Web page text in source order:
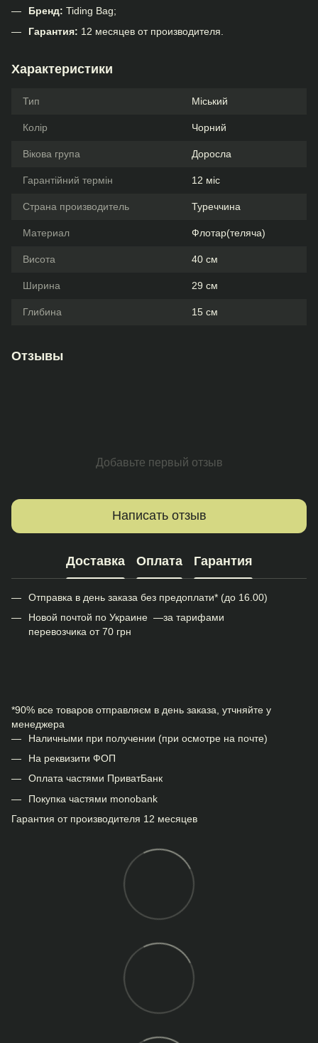
Бренд: Tiding Bag;
Гарантия: 12 месяцев от производителя.
Характеристики
Тип Міський
Колір Чорний
Вікова група Доросла
Гарантійний термін 12 міс
Страна производитель Туреччина
Материал Флотар(теляча)
Висота 40 см
Ширина 29 см
Глибина 15 см
Отзывы
Добавьте первый отзыв
Написать отзыв
Доставка Оплата Гарантия
Отправка в день заказа без предоплати* (до 16.00)
Новой почтой по Украине —за тарифами
перевозчика от 70 грн
*90% все товаров отправляєм в день заказа, утчняйте у
менеджера
Наличными при получении (при осмотре на почте)
На реквизити ФОП
Оплата частями ПриватБанк
Покупка частями monobank
Гарантия от производителя 12 месяцев